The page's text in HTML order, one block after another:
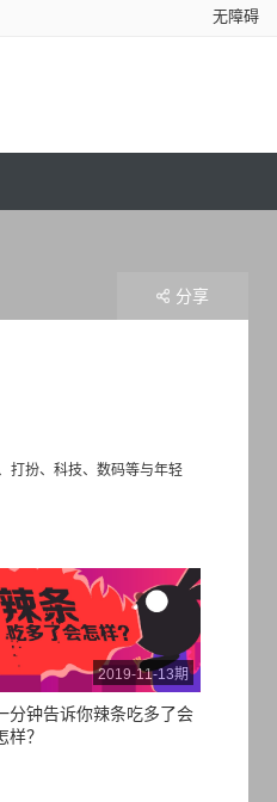
无障碍
打扮、科技、数码等与年轻
分享
2019-11-13期
分钟告诉你辣条吃多了会
样？